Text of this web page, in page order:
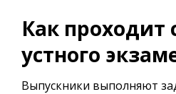
Как проходит
устного
Выпускники выполняют